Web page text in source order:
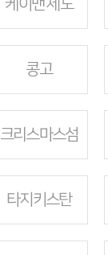
케이맨 제도
콩고
크리스마스섬
타지키스탄